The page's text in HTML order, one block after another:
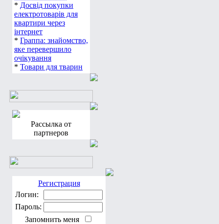
* Досвід покупки
електротоварів для
квартири через
інтернет
* Граппа: знайомство,
яке перевершило
очікування
* Товари для тварин
Рассылка от
партнеров
Регистрация
Логин:
Пароль:
Запомнить меня